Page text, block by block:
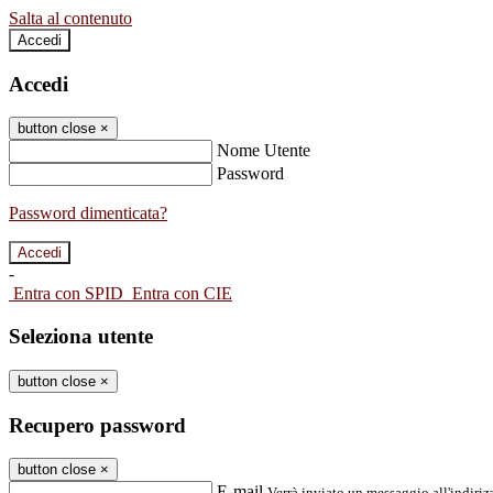
Salta al contenuto
Accedi
Accedi
button close ×
Nome Utente
Password
Password dimenticata?
-
Entra con SPID Entra con CIE
Seleziona utente
button close ×
Recupero password
button close ×